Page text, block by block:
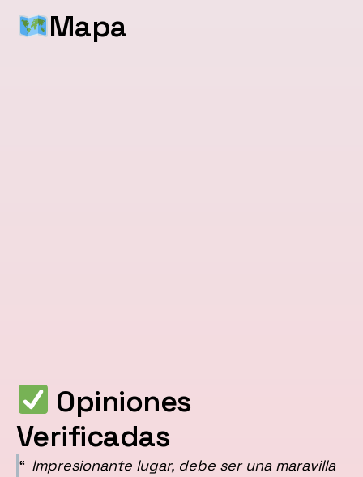
Mapa
Opiniones
Verificadas
Impresionante lugar, debe ser una maravilla